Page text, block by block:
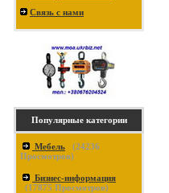
Связь с нами
Популярные категории
Мебель (24236
Просмотров)
Бизнес-информация
(17875 Просмотров)